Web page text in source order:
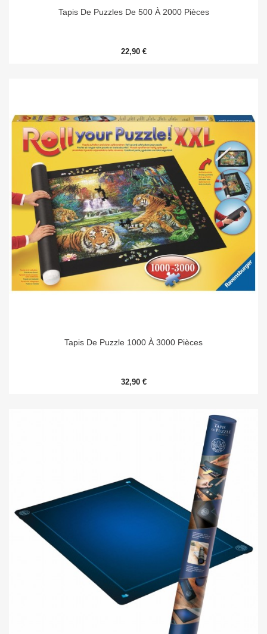
Tapis De Puzzles De 500 À 2000 Pièces
22,90 €
Tapis De Puzzle 1000 À 3000 Pièces
32,90 €